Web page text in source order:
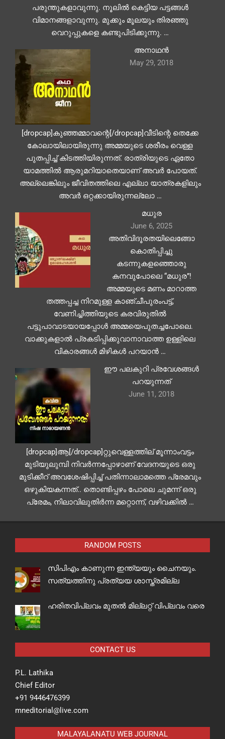
പരുന്തുകളാവുന്നു. നൂലിൽ കെട്ടിയ പട്ടങ്ങൾ
വിമാനങ്ങളാവുന്നു. മുക്കും മൂലയും തിരഞ്ഞു
വെറുപ്പുകളെ കണ്ടുപിടിക്കുന്നു. …
അനാഥൻ
May 29, 2018
[dropcap]കുഞ്ഞമ്മാവന്റെ[/dropcap]വീടിന്റെ തെക്കേ
കോലായിലായിരുന്നു അമ്മയുടെ ശരീരം വെള്ള
പുതപ്പിച്ച് കിടത്തിയിരുന്നത്. രാത്രിയുടെ ഏതോ
യാമത്തിൽ ആരുമറിയാതെയാണ് അവർ പോയത്.
അല്ലെങ്കിലും ജീവിതത്തിലെ എല്ലാ യാത്രകളിലും
അവർ ഒറ്റക്കായിരുന്നല്ലോ …
മധുര
June 6, 2025
അതിവിദൂരതയിലെങ്ങോ
കൊതിപ്പിച്ചു
കടന്നുകളഞ്ഞൊരു
കനവുപോലെ “മധുര”!
അമ്മയുടെ മണം മാറാത്ത
തത്തപ്പച്ച നിറമുള്ള കാഞ്ചീപുരംപട്ട്,
വേണിച്ചിത്തിയുടെ കരവിരുതിൽ
പട്ടുപാവാടയായപ്പോൾ അമ്മയെപുതച്ചപോലെ.
വാക്കുകളാൽ പ്രകടിപ്പിക്കുവാനാവാത്ത ഉള്ളിലെ
വികാരങ്ങൾ മിഴികൾ പറയാൻ …
ഈ പലകുറി പ്രവേശങ്ങള്‍
പറയുന്നത്
June 11, 2018
[dropcap]ആ[/dropcap]റ്റുവെള്ളത്തില് മൂന്നാംവട്ടം
മുടിയുലുമ്പി നിവര്‍ന്നപ്പോഴാണ് വേദനയുടെ ഒരു
മുടിക്കീറ് അവശേഷിപ്പിച്ച് പതിന്നാലാമത്തെ പ്രേമവും
ഒഴുകിയകന്നത്.. തൊണ്ടിപ്പഴം പോലെ ചുമന്ന് ഒരു
പ്രേമം, നിലാവിലുതിര്‍ന്ന മറ്റൊന്ന്, വഴിവക്കില്‍ …
RANDOM POSTS
സിപിഎം കാണുന്ന ഇന്ത്യയും ചൈനയും.
സത്യത്തിനു പ്രത്യയ ശാസ്ത്രമില്ല
ഹരിതവിപ്ലവം മുതൽ മില്ലറ്റ് വിപ്ലവം വരെ
CONTACT US
P.L. Lathika
Chief Editor
+91 9446476399
mneditorial@live.com
MALAYALANATU WEB JOURNAL